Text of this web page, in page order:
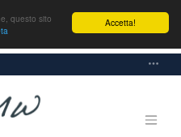
Accetta!
questo sito